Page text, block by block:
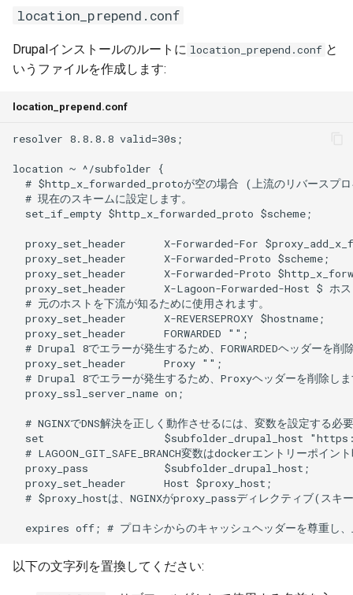
PostgreSQL
RabbitMQ
Redis
Valkey
Varnish
Deprecated Images
DeployTargetの設定
Retention Policies
グループの追加
Lagoonのロギング
OpenDistro
ログコンセントレーター
Lagoonのバックアップ
Lagoonのファイル
GitLab
更新
2.26.0
2.25.0
2.23.0
2.22.0
2.21.0
2.20.1
2.20.0
2.19.0
2.18.2
2.18.1
2.18.0
location_prepend.conf
Drupalインストールのルートに location_prepend.conf と
いうファイルを作成します:
location_prepend.conf
以下の文字列を置換してください: